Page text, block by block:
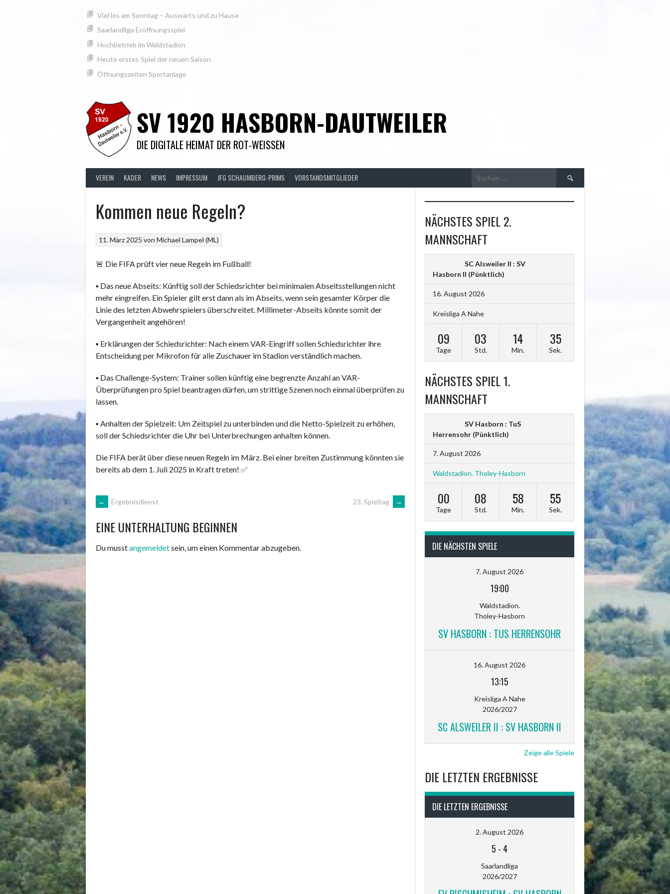
Viel los am Sonntag – Auswärts und zu Hause
Saarlandliga Eröffnungsspiel
Hochbetrieb im Waldstadion
Heute erstes Spiel der neuen Saison
Öffnungszeiten Sportanlage
SV 1920 HASBORN-DAUTWEILER
DIE DIGITALE HEIMAT DER ROT-WEISSEN
VEREIN KADER NEWS IMPRESSUM JFG SCHAUMBERG-PRIMS VORSTANDSMITGLIEDER
Suchen
Kommen neue Regeln?
11. März 2025 vonMichael Lampel (ML)
🚨 Die FIFA prüft vier neue Regeln im Fußball!
▪️ Das neue Abseits: Künftig soll der Schiedsrichter bei minimalen Abseitsstellungen nicht
mehr eingreifen. Ein Spieler gilt erst dann als im Abseits, wenn sein gesamter Körper die
Linie des letzten Abwehrspielers überschreitet. Millimeter-Abseits könnte somit der
Vergangenheit angehören!
▪️ Erklärungen der Schiedsrichter: Nach einem VAR-Eingriff sollen Schiedsrichter ihre
Entscheidung per Mikrofon für alle Zuschauer im Stadion verständlich machen.
▪️ Das Challenge-System: Trainer sollen künftig eine begrenzte Anzahl an VAR-
Überprüfungen pro Spiel beantragen dürfen, um strittige Szenen noch einmal überprüfen zu
lassen.
▪️ Anhalten der Spielzeit: Um Zeitspiel zu unterbinden und die Netto-Spielzeit zu erhöhen,
soll der Schiedsrichter die Uhr bei Unterbrechungen anhalten können.
Die FIFA berät über diese neuen Regeln im März. Bei einer breiten Zustimmung könnten sie
bereits ab dem 1. Juli 2025 in Kraft treten! ✅
ARTIKEL-
NAVIGATION
← Ergebnisdienst 23. Spieltag →
EINE UNTERHALTUNG BEGINNEN
Du musstangemeldetsein, um einen Kommentar abzugeben.
NÄCHSTES SPIEL 2.
MANNSCHAFT
SC Alsweiler II : SV
Hasborn II (Pünktlich)
16. August 2026
Kreisliga A Nahe
09
Tage
03
Std.
14
Min.
34
Sek.
NÄCHSTES SPIEL 1.
MANNSCHAFT
SV Hasborn : TuS
Herrensohr (Pünktlich)
7. August 2026
Waldstadion. Tholey-Hasborn
00
Tage
08
Std.
58
Min.
54
Sek.
DIE NÄCHSTEN SPIELE
7. August 2026
19:00
Waldstadion.
Tholey-Hasborn
SV HASBORN : TUS HERRENSOHR
16. August 2026
13:15
Kreisliga A Nahe
2026/2027
SC ALSWEILER II : SV HASBORN II
Zeige alle Spiele
DIE LETZTEN ERGEBNISSE
DIE LETZTEN ERGEBNISSE
2. August 2026
5 - 4
Saarlandliga
2026/2027